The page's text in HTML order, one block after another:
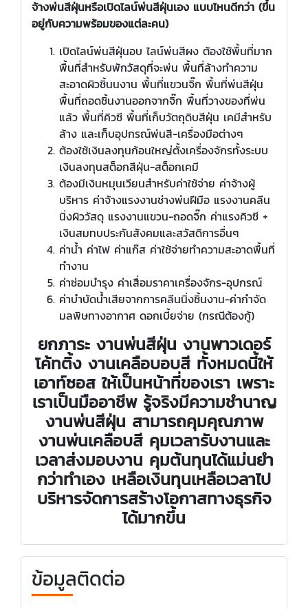
จ้างพ่นสีฝุ่นหรือเปิดไลน์พ่นสีฝุ่นเอง แบบไหนดีกว่า (ขึ้น
อยู่กับความพร้อมของแต่ละคน)
เปิดไลน์พ่นสีฝุ่นอบ ไลน์พ่นสีผง ต้องใช้พื้นที่มาก
พื้นที่สำหรับพักวัสดุที่จะพ่น พื้นที่ล้างทำความ
สะอาดผิวชิ้นนงาน พื้นที่แขวนจิ๊ก พื้นที่พ่นสีฝุ่น
พื้นที่ถอดชิ้นงานออกจากจิ๊ก พื้นที่วางของที่พ่น
แล้ว พื้นที่คิวซี พื้นที่เก็บวัตถุดิบสีฝุ่น เคมีสำหรับ
ล้าง และเก็บอุปกรณ์พ่นสี-เครื่องมือต่างๆ
ต้องใช้เงินลงทุนก้อนใหญ่ตั้งเครื่องจักรทั้งระบบ
เงินลงทุนสต็อกสีฝุ่น-สต็อกเคมี
ต้องมีเงินหมุนเวียนสำหรับค่าใช้จ่าย ค่าจ้างผู้
บริหาร ค่าจ้างแรงงานช่างพ่นฝีมือ แรงงานคลีน
นิ่งผิววัสดุ แรงงานแขวน-ถอดจิ๊ก ค่าแรงคิวซี +
เงินสมทบประกันสังคมและสวัสดิการอื่นๆ
ค่าน้ำ ค่าไฟ ค่าแก๊ส ค่าใช้จ่ายทำความสะอาดพื้นที่
ทำงาน
ค่าซ่อมบำรุง ค่าเสื่อมราคาเครื่องจักร-อุปกรณ์
ค่าบำบัดน้ำเสียจากการคลีนนิ่งชิ้นงาน-ค่ากำจัด
มลพิษทางอากาศ ดอกเบี้ยจ่าย (กรณีต้องกู้)
ยกภาระ งานพ่นสีฝุ่น งานพาวเดอร์
โค้ทติ้ง งานเคลือบอบสี ทั้งหมดนี้ให้
เอาท์ซอส ให้เป็นหน้าที่ของเรา เพราะ
เราเป็นมืออาชีพ รู้จริงมีความชำนาญ
งานพ่นสีฝุ่น สามารถคุมคุณภาพ
งานพ่นเคลือบสี คุมเวลารับงานและ
เวลาส่งมอบงาน คุมต้นทุนได้แม่นยำ
กว่าทำเอง เหลือเงินทุนเหลือเวลาไป
บริหารจัดการสร้างโอกาสทางธุรกิจ
ได้มากขึ้น
ข้อมูลติดต่อ